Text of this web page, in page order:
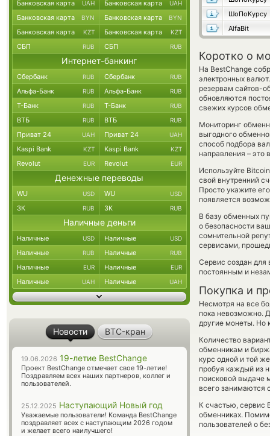
ШоПоКурсу
AlfaBit
Коротко о
На BestChange
электронных
резервам сайтов-
обновляются
свежих курсов
Мониторинг
выгодного
способ подбора
направления – это
Используйте
свой внутренний
Просто укажите
появляется
В базу обменных
о безопасности
сомнительной
сервисами,
Сервис создан для
постоянным и
Покупка и
Несмотря на все
пока невозможно.
другие монеты. Но
Количество
обменникам и
курс одной и той
пробуя каждый из
поисковой выдаче
всего занимаются
К счастью, сервис
обменниках.
пользователей о
Банковская карта UAH Банковская карта UAH
Банковская карта BYN Банковская карта BYN
Банковская карта KZT Банковская карта KZT
СБП RUB СБП RUB
Интернет-банкинг
Сбербанк RUB Сбербанк RUB
Альфа-Банк RUB Альфа-Банк RUB
Т-Банк RUB Т-Банк RUB
ВТБ RUB ВТБ RUB
Приват 24 UAH Приват 24 UAH
Kaspi Bank KZT Kaspi Bank KZT
Revolut EUR Revolut EUR
Денежные переводы
WU USD WU USD
ЗК RUB ЗК RUB
Наличные деньги
Наличные USD Наличные USD
Наличные RUB Наличные RUB
Наличные EUR Наличные EUR
Наличные UAH Наличные UAH
Новости BTC-кран
19.06.2026 19-летие BestChange
Проект BestChange отмечает свое 19-летие!
Поздравляем всех наших партнеров, коллег и
пользователей.
25.12.2025 Наступающий Новый год
Уважаемые пользователи! Команда BestChange
поздравляет всех с наступающим 2026 годом
и желает всего наилучшего!